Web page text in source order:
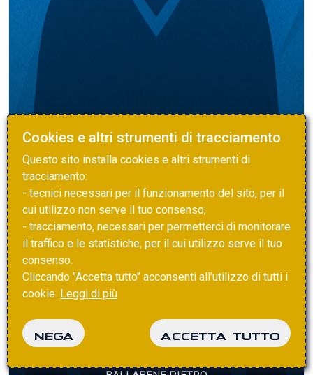
Cookies e altri strumenti di tracciamento
Questo sito installa cookies e altri strumenti di
tracciamento:
- tecnici necessari per il funzionamento del sito, per il
cui utilizzo non serve il tuo consenso;
- tracciamento, necessari per permetterci di monitorare
il traffico e le statistiche, per il cui utilizzo serve il tuo
consenso.
Cliccando "Accetta tutto" acconsenti all'utilizzo di tutti i
cookie. Leggi di più
NEGA ACCETTA TUTTO